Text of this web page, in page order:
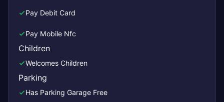
Pay Debit Card
Pay Mobile Nfc
Children
Welcomes Children
Parking
Has Parking Garage Free